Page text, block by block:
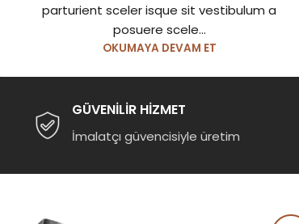
parturient sceler isque sit vestibulum a
posuere scele...
OKUMAYA DEVAM ET
GÜVENİLİR HİZMET
İmalatçı güvencisiyle üretim